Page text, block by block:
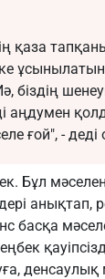
қаза
біздің
аңдумен
ғой", - деді
Бұл
анықтап,
басқа
денсаулық